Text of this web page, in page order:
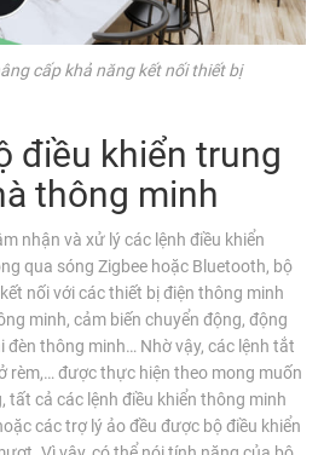
cấp khả năng kết nối thiết bị
điều khiển trung
thông minh
nhận và xử lý các lệnh điều khiển
qua sóng Zigbee hoặc Bluetooth, bộ
nối với các thiết bị điện thông minh
minh, cảm biến chuyển động, động
đèn thông minh… Nhờ vậy, các lệnh tắt
rèm,… được thực hiện theo mong muốn
tất cả các lệnh điều khiển thông minh
các trợ lý ảo đều được bộ điều khiển